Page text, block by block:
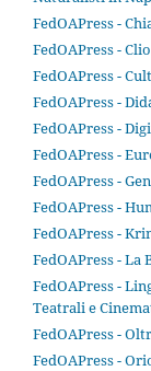
FedOAPress -
FedOAPress - Clio
FedOAPress -
FedOAPress -
FedOAPress -
FedOAPress -
FedOAPress -
FedOAPress -
FedOAPress -
FedOAPress - La
FedOAPress -
Teatrali e
FedOAPress -
FedOAPress -